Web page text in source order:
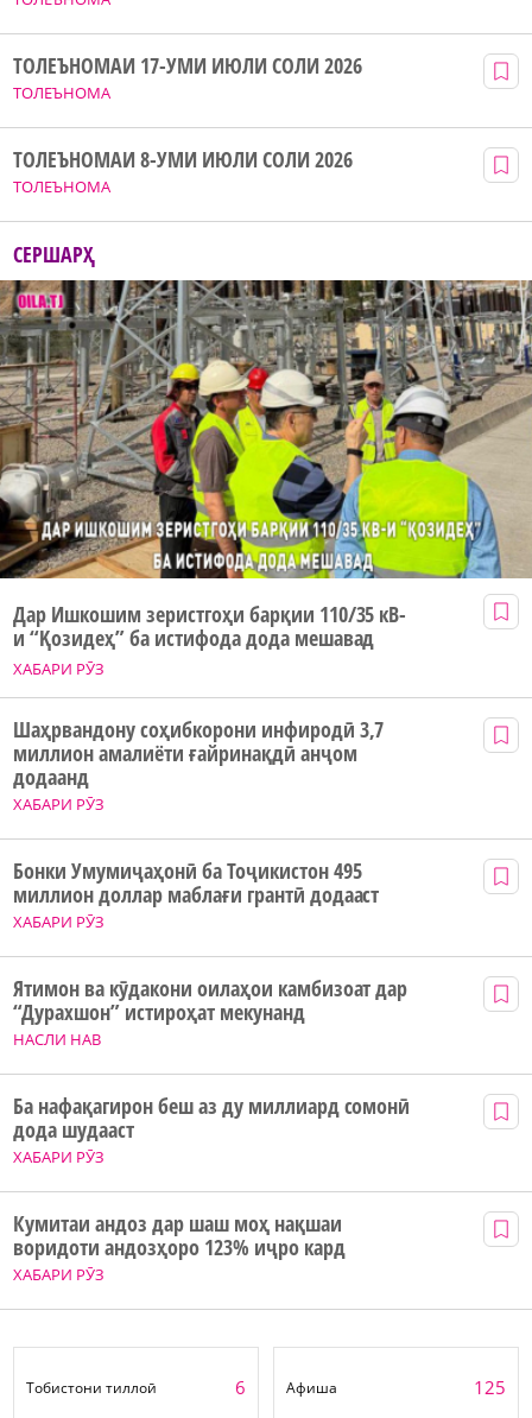
ТОЛЕЪНОМА
ТОЛЕЪНОМАИ 17-УМИ ИЮЛИ СОЛИ 2026
ТОЛЕЪНОМА
ТОЛЕЪНОМАИ 8-УМИ ИЮЛИ СОЛИ 2026
СЕРШАРҲ
ХАБАРИ РӮЗ
Дар Ишкошим зеристгоҳи барқии 110/35 кВ-
и “Қозидеҳ” ба истифода дода мешавад
ХАБАРИ РӮЗ
Шаҳрвандону соҳибкорони инфиродӣ 3,7
миллион амалиёти ғайринақдӣ анҷом
додаанд
ХАБАРИ РӮЗ
Бонки Умумиҷаҳонӣ ба Тоҷикистон 495
миллион доллар маблағи грантӣ додааст
НАСЛИ НАВ
Ятимон ва кӯдакони оилаҳои камбизоат дар
“Дурахшон” истироҳат мекунанд
ХАБАРИ РӮЗ
Ба нафақагирон беш аз ду миллиард сомонӣ
дода шудааст
ХАБАРИ РӮЗ
Кумитаи андоз дар шаш моҳ нақшаи
воридоти андозҳоро 123% иҷро кард
Тобистони тиллоӣ 6 Афиша 125